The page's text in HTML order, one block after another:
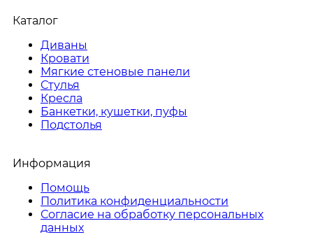
Каталог
Диваны
Кровати
Мягкие стеновые панели
Стулья
Кресла
Банкетки, кушетки, пуфы
Подстолья
Информация
Помощь
Политика конфиденциальности
Согласие на обработку персональных
данных